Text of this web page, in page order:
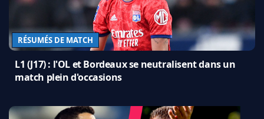
RÉSUMÉS DE MATCH
L1 (J17) : l'OL et Bordeaux se neutralisent dans un
match plein d'occasions